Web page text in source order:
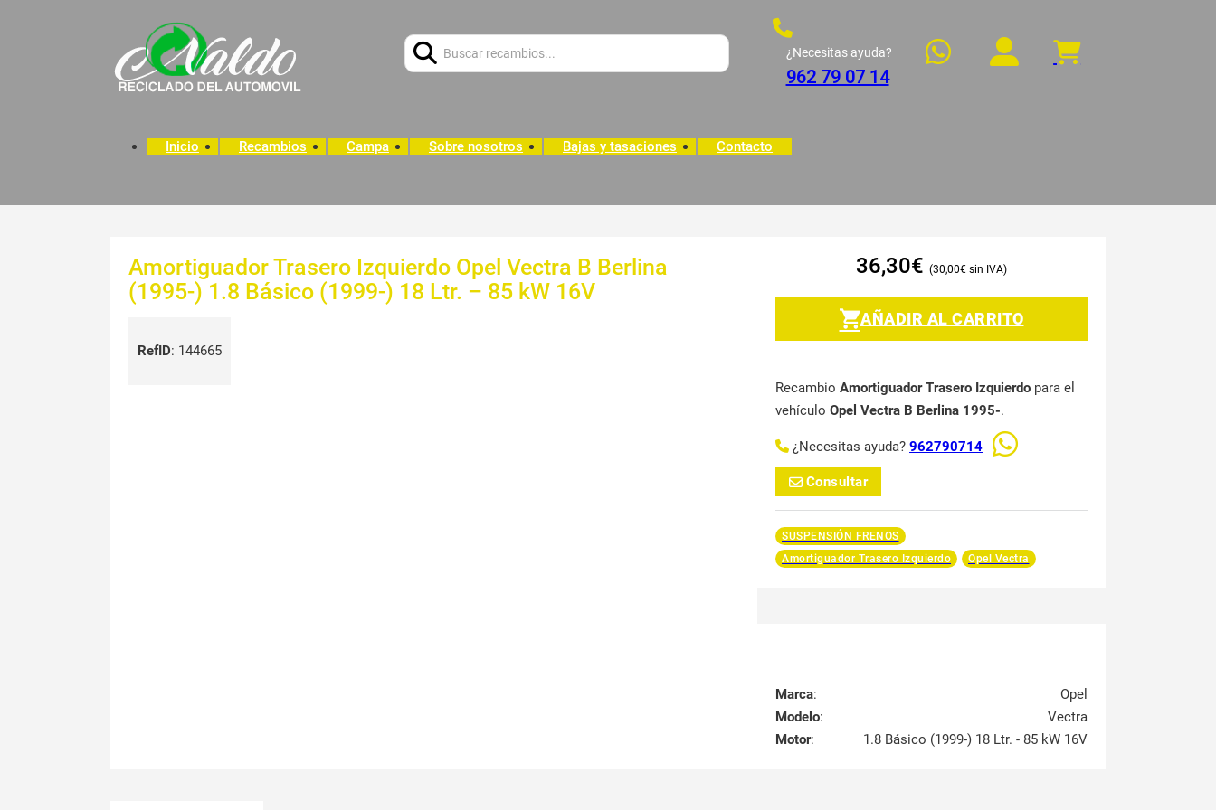
¿Necesitas ayuda?
962 79 07 14
Inicio Recambios Campa Sobre nosotros Bajas y tasaciones Contacto
Amortiguador Trasero Izquierdo Opel Vectra B Berlina
(1995-) 1.8 Básico (1999-) 18 Ltr. – 85 kW 16V
RefID: 144665
36,30€ 30,00€
AÑADIR AL CARRITO
Recambio Amortiguador Trasero Izquierdo para el
vehículo Opel Vectra B Berlina 1995-.
¿Necesitas ayuda? 962790714
Consultar
SUSPENSIÓN FRENOS
Amortiguador Trasero Izquierdo
Opel Vectra
Marca:
Opel
Modelo:
Vectra
Motor: 1.8 Básico (1999-) 18 Ltr. - 85 kW 16V